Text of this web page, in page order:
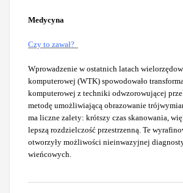
Medycyna
Czy to zawał?
Wprowadzenie w ostatnich latach
komputerowej (WTK) spowodowało
komputerowej z techniki odwzorowującej
metodę umożliwiającą obrazowanie
ma liczne zalety: krótszy czas skanowania,
lepszą rozdzielczość przestrzenną. Te
otworzyły możliwości nieinwazyjnej
wieńcowych.